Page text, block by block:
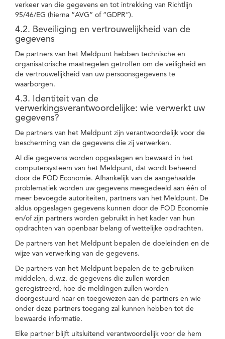
verkeer van die gegevens en tot intrekking van Richtlijn
95/46/EG (hierna “AVG” of “GDPR”).
4.2. Beveiliging en vertrouwelijkheid van de
gegevens
De partners van het Meldpunt hebben technische en
organisatorische maatregelen getroffen om de veiligheid en
de vertrouwelijkheid van uw persoonsgegevens te
waarborgen.
4.3. Identiteit van de
verwerkingsverantwoordelijke: wie verwerkt uw
gegevens?
De partners van het Meldpunt zijn verantwoordelijk voor de
bescherming van de gegevens die zij verwerken.
Al die gegevens worden opgeslagen en bewaard in het
computersysteem van het Meldpunt, dat wordt beheerd
door de FOD Economie. Afhankelijk van de aangehaalde
problematiek worden uw gegevens meegedeeld aan één of
meer bevoegde autoriteiten, partners van het Meldpunt. De
aldus opgeslagen gegevens kunnen door de FOD Economie
en/of zijn partners worden gebruikt in het kader van hun
opdrachten van openbaar belang of wettelijke opdrachten.
De partners van het Meldpunt bepalen de doeleinden en de
wijze van verwerking van de gegevens.
De partners van het Meldpunt bepalen de te gebruiken
middelen, d.w.z. de gegevens die zullen worden
geregistreerd, hoe de meldingen zullen worden
doorgestuurd naar en toegewezen aan de partners en wie
onder deze partners toegang zal kunnen hebben tot de
bewaarde informatie.
Elke partner blijft uitsluitend verantwoordelijk voor de hem